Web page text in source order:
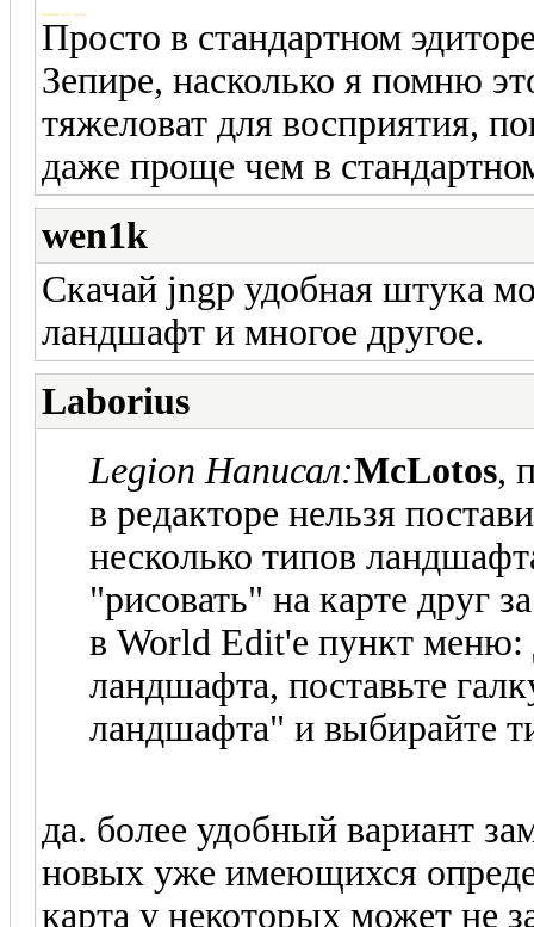
Добавлено через 1 минуту
Просто в стандартном
Зепире, насколько я помню
тяжеловат для восприятия,
даже проще чем в
wen1k
Скачай jngp удобная штука
ландшафт и многое другое.
Laborius
Legion Написал:McLotos,
в редакторе нельзя
несколько типов
"рисовать" на карте друг
в World Edit'e пункт
ландшафта, поставьте
ландшафта" и выбирайте
да. более удобный вариант
новых уже имеющихся
карта у некоторых может не